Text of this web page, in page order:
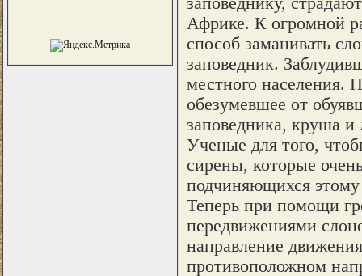
Африке. К огромной
способ заманивать
заповедник.
местного населения.
обезумевшее от
заповедника, круша и
Ученые для того,
сирены, которые
подчиняющихся
Теперь при помощи
передвижениями
направление
противоположном